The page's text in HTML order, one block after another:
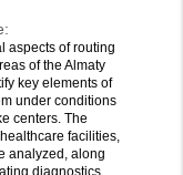
aspects of routing
of the Almaty
key elements of
under conditions
centers. The
facilities,
analyzed, along
diagnostics